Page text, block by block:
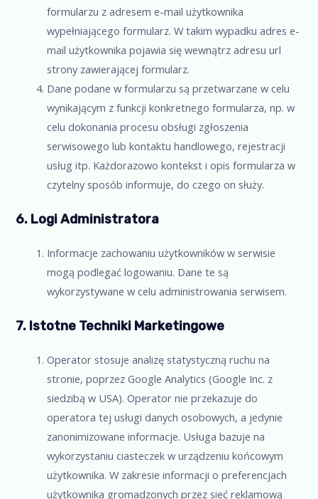
formularzu z adresem e-mail użytkownika
wypełniającego formularz. W takim wypadku adres e-
mail użytkownika pojawia się wewnątrz adresu url
strony zawierającej formularz.
Dane podane w formularzu są przetwarzane w celu
wynikającym z funkcji konkretnego formularza, np. w
celu dokonania procesu obsługi zgłoszenia
serwisowego lub kontaktu handlowego, rejestracji
usług itp. Każdorazowo kontekst i opis formularza w
czytelny sposób informuje, do czego on służy.
6. Logi Administratora
Informacje zachowaniu użytkowników w serwisie
mogą podlegać logowaniu. Dane te są
wykorzystywane w celu administrowania serwisem.
7. Istotne Techniki Marketingowe
Operator stosuje analizę statystyczną ruchu na
stronie, poprzez Google Analytics (Google Inc. z
siedzibą w USA). Operator nie przekazuje do
operatora tej usługi danych osobowych, a jedynie
zanonimizowane informacje. Usługa bazuje na
wykorzystaniu ciasteczek w urządzeniu końcowym
użytkownika. W zakresie informacji o preferencjach
użytkownika gromadzonych przez sieć reklamową